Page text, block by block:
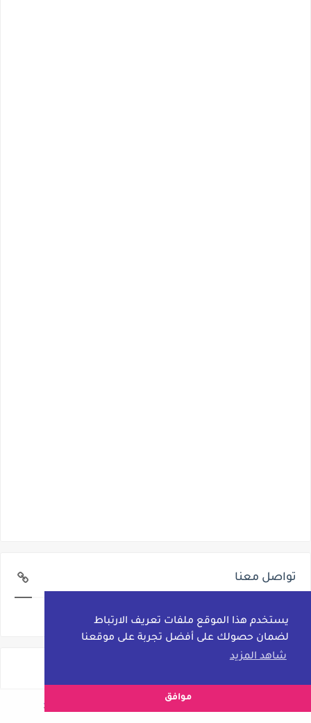
يستخدم هذا الموقع ملفات تعريف الارتباط
لضمان حصولك على أفضل تجربة على موقعنا
شاهد المزيد
موافق
تواصل معنا
تواصل معنا